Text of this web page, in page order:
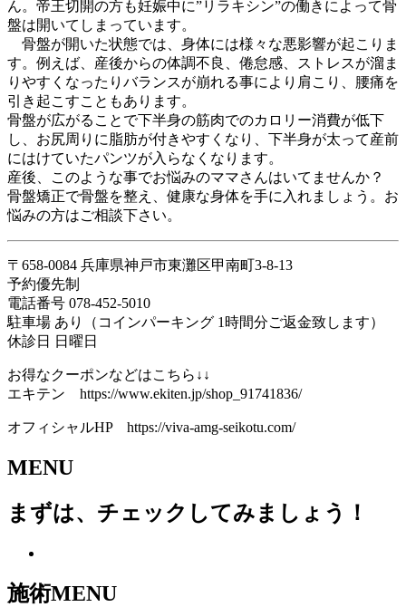
ん。帝王切開の方も妊娠中に”リラキシン”の働きによって骨
盤は開いてしまっています。
骨盤が開いた状態では、身体には様々な悪影響が起こりま
す。例えば、産後からの体調不良、倦怠感、ストレスが溜ま
りやすくなったりバランスが崩れる事により肩こり、腰痛を
引き起こすこともあります。
骨盤が広がることで下半身の筋肉でのカロリー消費が低下
し、お尻周りに脂肪が付きやすくなり、下半身が太って産前
にはけていたパンツが入らなくなります。
産後、このような事でお悩みのママさんはいてませんか？
骨盤矯正で骨盤を整え、健康な身体を手に入れましょう。お
悩みの方はご相談下さい。
〒658-0084 兵庫県神戸市東灘区甲南町3-8-13
予約優先制
電話番号 078-452-5010
駐車場 あり（コインパーキング 1時間分ご返金致します）
休診日 日曜日
お得なクーポンなどはこちら↓↓
エキテン https://www.ekiten.jp/shop_91741836/
オフィシャルHP https://viva-amg-seikotu.com/
MENU
まずは、チェックしてみましょう！
施術MENU